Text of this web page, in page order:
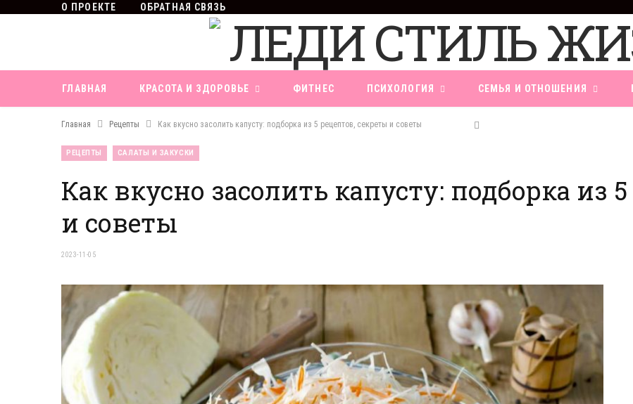
О ПРОЕКТЕ ОБРАТНАЯ СВЯЗЬ
ГЛАВНАЯ КРАСОТА И ЗДОРОВЬЕ ФИТНЕС ПСИХОЛОГИЯ СЕМЬЯ И ОТНОШЕНИЯ
Главная Рецепты Как вкусно засолить капусту: подборка из 5 рецептов, секреты и советы
РЕЦЕПТЫ САЛАТЫ И ЗАКУСКИ
Как вкусно засолить капусту: подборка из
и советы
2023-11-05